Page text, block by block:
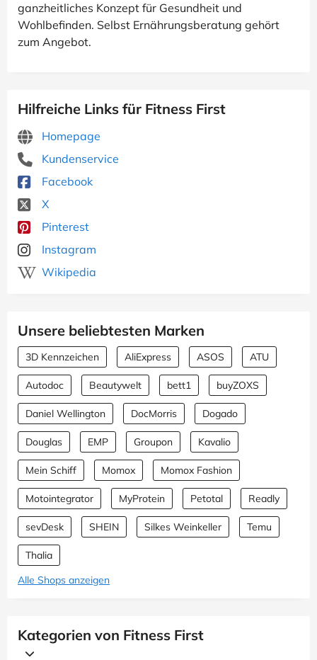
ganzheitliches Konzept für Gesundheit und
Wohlbefinden. Selbst Ernährungsberatung gehört
zum Angebot.
Hilfreiche Links für Fitness First
Homepage
Kundenservice
Facebook
X
Pinterest
Instagram
Wikipedia
Unsere beliebtesten Marken
3D Kennzeichen AliExpress ASOS ATU
Autodoc Beautywelt bett1 buyZOXS
Daniel Wellington DocMorris Dogado
Douglas EMP Groupon Kavalio
Mein Schiff Momox Momox Fashion
Motointegrator MyProtein Petotal Readly
sevDesk SHEIN Silkes Weinkeller Temu
Thalia
Alle Shops anzeigen
Kategorien von Fitness First